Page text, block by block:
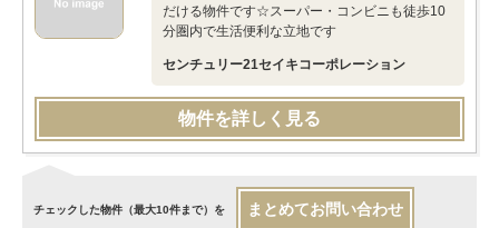
だける物件です☆スーパー・コンビニも徒歩10
分圏内で生活便利な立地です
センチュリー21セイキコーポレーション
物件を詳しく見る
チェックした物件（最大10件まで）を まとめてお問い合わせ